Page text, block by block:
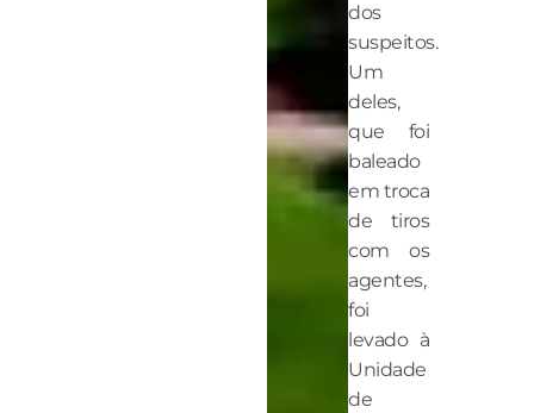
dos
suspeitos.
Um
deles,
que foi
baleado
em troca
de tiros
com os
agentes,
foi
levado à
Unidade
de